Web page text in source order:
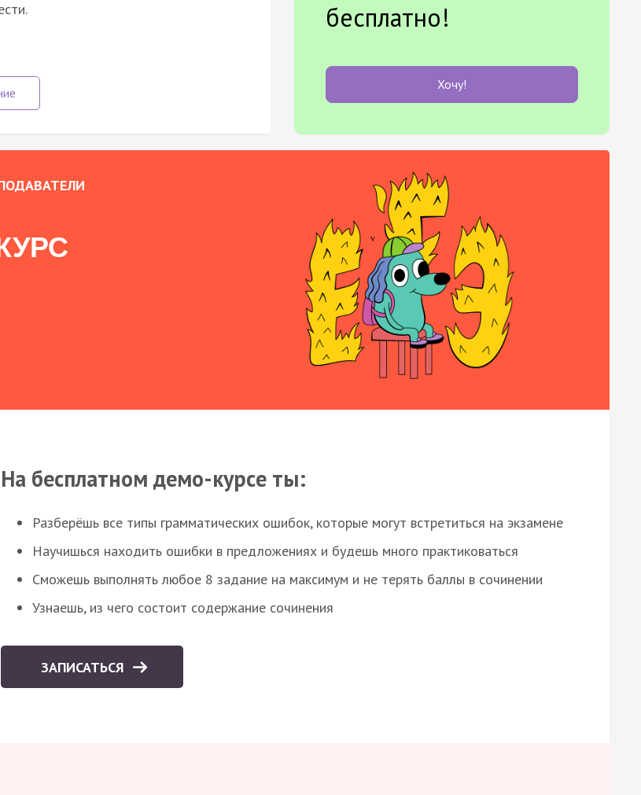
бесплатно!
Хочу!
На бесплатном демо-курсе ты:
Разберёшь все типы грамматических ошибок, которые могут встретиться на экзамене
Научишься находить ошибки в предложениях и будешь много практиковаться
Сможешь выполнять любое 8 задание на максимум и не терять баллы в сочинении
Узнаешь, из чего состоит содержание сочинения
ЗАПИСАТЬСЯ